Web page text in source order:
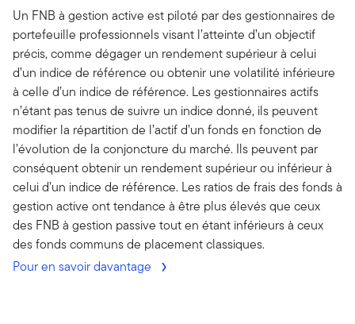
Un FNB à gestion active est piloté par des gestionnaires de
portefeuille professionnels visant l’atteinte d’un objectif
précis, comme dégager un rendement supérieur à celui
d’un indice de référence ou obtenir une volatilité inférieure
à celle d’un indice de référence. Les gestionnaires actifs
n’étant pas tenus de suivre un indice donné, ils peuvent
modifier la répartition de l’actif d’un fonds en fonction de
l’évolution de la conjoncture du marché. Ils peuvent par
conséquent obtenir un rendement supérieur ou inférieur à
celui d’un indice de référence. Les ratios de frais des fonds à
gestion active ont tendance à être plus élevés que ceux
des FNB à gestion passive tout en étant inférieurs à ceux
des fonds communs de placement classiques.
Pour en savoir davantage